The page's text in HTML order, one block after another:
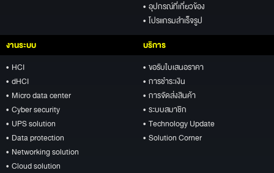
• อุปกรณ์ที่เกี่ยวข้อง
• โปรแกรมสำเร็จรูป
งานระบบ
• HCI
• dHCI
• Micro data center
• Cyber security
• UPS solution
• Data protection
• Networking solution
• Cloud solution
บริการ
• ขอรับใบเสนอราคา
• การชำระเงิน
• การจัดส่งสินค้า
• ระบบสมาชิก
• Technology Update
• Solution Corner